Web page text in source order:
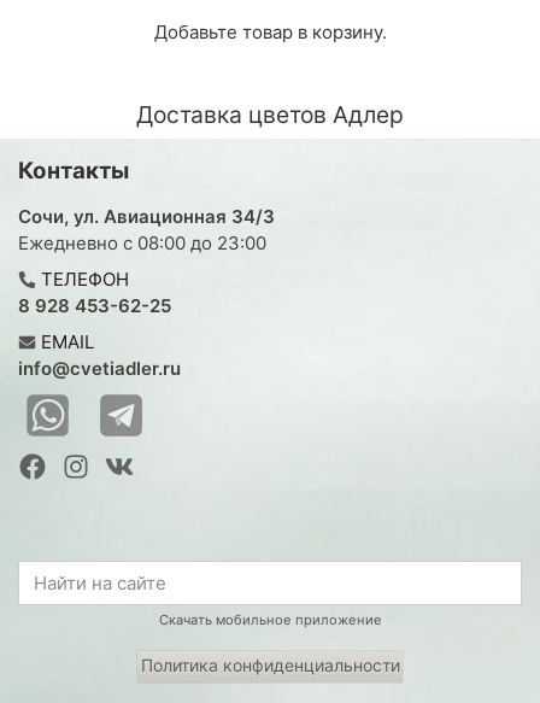
Добавьте товар в корзину.
Доставка цветов Адлер
Контакты
Сочи, ул. Авиационная 34/3
Ежедневно с 08:00 до 23:00
ТЕЛЕФОН
8 928 453-62-25
EMAIL
info@cvetiadler.ru
Скачать мобильное приложение
Политика конфиденциальности